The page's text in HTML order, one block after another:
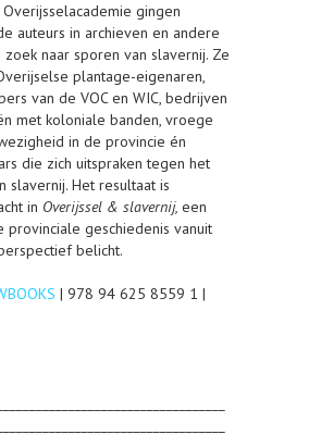
gingen
auteurs in archieven en andere
naar sporen van slavernij. Ze
plantage-eigenaren,
van de VOC en WIC, bedrijven
met koloniale banden, vroege
in de provincie én
die zich uitspraken tegen het
slavernij. Het resultaat is
in Overijssel & slavernij, een
provinciale geschiedenis vanuit
belicht.
| 978 94 625 8559 1 |